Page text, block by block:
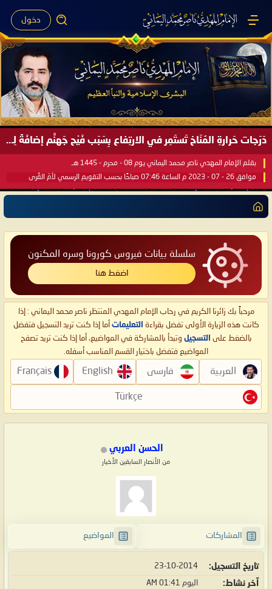
دخول
دَرَجات حَرارةِ المُنَاخ تَستَمِر في الارتِفاع بِسَبَب فَيْح جَهنَّم إضافَةً لِحرارةِ الشَّمس في مُحكَم القُرآن العَظيم ..
بقلم الإمام المهدي ناصر محمد اليماني يوم 08 - محرم - 1445 هـ
موافق 26 - 07 - 2023 م الساعة 07:46 صباحًا بحسب التقويم الرسمي لأمّ القُرى
سلسلة بيانات فيروس كورونا وسره المكنون
اضغط هنا
مرحباً بك زائرنا الكريم في رحاب الإمام المهدي المنتظر ناصر محمد اليماني : إذا
كانت هذه الزيارة الأولى تفضل بقراءة التعليمات أما إذا كنت تريد التسجيل فتفضل
بالضغط على التسجيل وتبدأ بالمشاركة في المواضيع، أما إذا كنت تريد تصفح
المواضيع فتفضل باختيار القسم المناسب أسفله.
العربية فارسی English
Français
Türkçe
الحسن العربي
من الأنصار السابقين الأخيار
المشاركات المواضيع
تاريخ التسجيل 23-10-2014
آخر نشاط اليوم 01:41 AM